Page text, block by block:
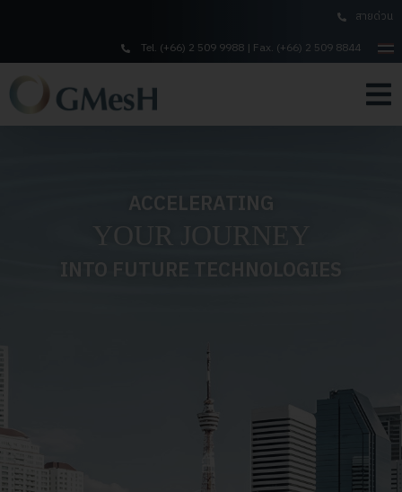
สายด่วน
Tel. (+66) 2 509 9988 | Fax. (+66) 2 509 8844
ACCELERATING
YOUR JOURNEY
INTO FUTURE TECHNOLOGIES